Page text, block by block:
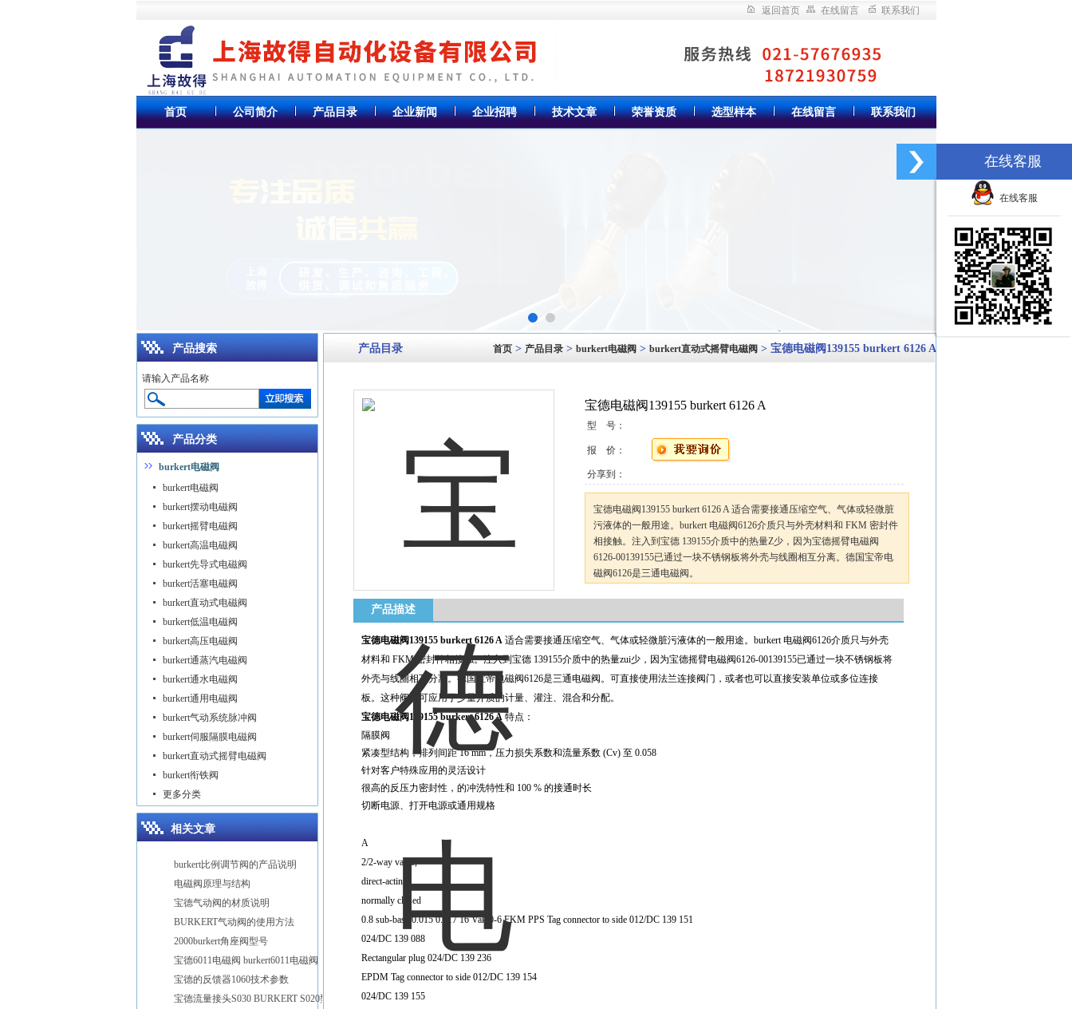
返回首页 在线留言 联系我们
首页 公司简介 产品目录 企业新闻 企业招聘 技术文章 荣誉资质 选型样本 在线留言 联系我们
产品目录 首页> 产品目录> burkert电磁阀> burkert直动式摇臂电磁阀> 宝德电磁阀139155 burkert 6126 A
宝德电磁阀139155 burkert 6126 A
型 号：
报 价：
分享到：
宝德电磁阀139155 burkert 6126 A 适合需要接通压缩空气、气体或轻微脏
污液体的一般用途。burkert 电磁阀6126介质只与外壳材料和 FKM 密封件
相接触。注入到宝德 139155介质中的热量Z少，因为宝德摇臂电磁阀
6126-00139155已通过一块不锈钢板将外壳与线圈相互分离。德国宝帝电
磁阀6126是三通电磁阀。
产品描述
宝德电磁阀139155 burkert 6126 A 适合需要接通压缩空气、气体或轻微脏污液体的一般用途。burkert 电磁阀6126介质只与外壳
材料和 FKM 密封件相接触。注入到宝德 139155介质中的热量zui少，因为宝德摇臂电磁阀6126-00139155已通过一块不锈钢板将
外壳与线圈相互分离。德国宝帝电磁阀6126是三通电磁阀。可直接使用法兰连接阀门，或者也可以直接安装单位或多位连接
板。这种阀门可应用于少量介质的计量、灌注、混合和分配。
宝德电磁阀139155 burkert 6126 A 特点：
隔膜阀
紧凑型结构，排列间距 16 mm，压力损失系数和流量系数 (Cv) 至 0.058
针对客户特殊应用的灵活设计
很高的反压力密封性，的冲洗特性和 100 % 的接通时长
切断电源、打开电源或通用规格
A
2/2-way valve,
direct-acting,
normally closed
0.8 sub-base 0.015 0.017 16 Vak 0-6 FKM PPS Tag connector to side 012/DC 139 151
024/DC 139 088
Rectangular plug 024/DC 139 236
EPDM Tag connector to side 012/DC 139 154
024/DC 139 155
产品搜索
请输入产品名称
产品分类
burkert电磁阀
burkert电磁阀
burkert摆动电磁阀
burkert摇臂电磁阀
burkert高温电磁阀
burkert先导式电磁阀
burkert活塞电磁阀
burkert直动式电磁阀
burkert低温电磁阀
burkert高压电磁阀
burkert通蒸汽电磁阀
burkert通水电磁阀
burkert通用电磁阀
burkert气动系统脉冲阀
burkert伺服隔膜电磁阀
burkert直动式摇臂电磁阀
burkert衔铁阀
更多分类
相关文章
burkert比例调节阀的产品说明
电磁阀原理与结构
宝德气动阀的材质说明
BURKERT气动阀的使用方法
2000burkert角座阀型号
宝德6011电磁阀 burkert6011电磁阀
宝德的反馈器1060技术参数
宝德流量接头S030 BURKERT S020型号
在线客服
在线客服